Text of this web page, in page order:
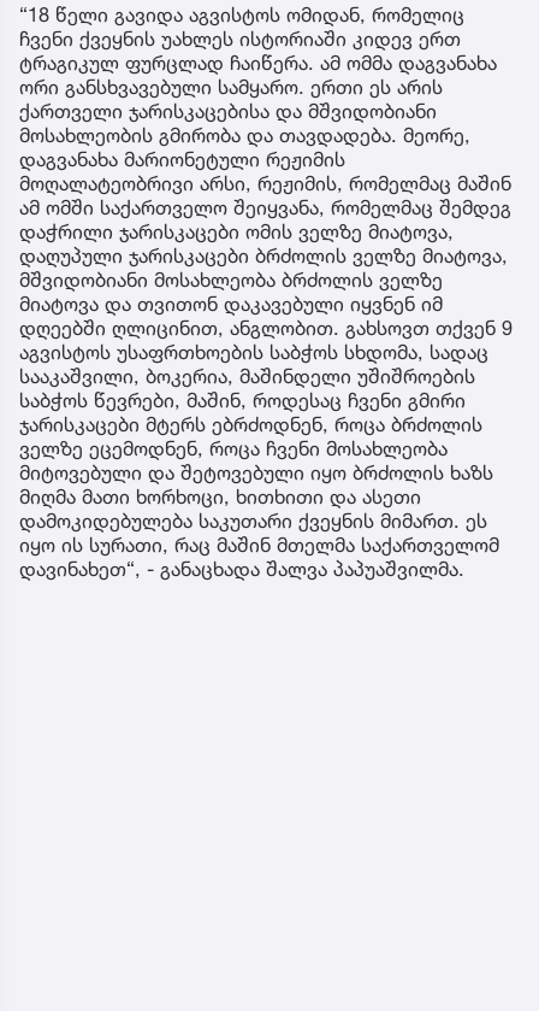
“18 წელი გავიდა აგვისტოს ომიდან, რომელიც
ჩვენი ქვეყნის უახლეს ისტორიაში კიდევ ერთ
ტრაგიკულ ფურცლად ჩაიწერა. ამ ომმა დაგვანახა
ორი განსხვავებული სამყარო. ერთი ეს არის
ქართველი ჯარისკაცებისა და მშვიდობიანი
მოსახლეობის გმირობა და თავდადება. მეორე,
დაგვანახა მარიონეტული რეჟიმის
მოღალატეობრივი არსი, რეჟიმის, რომელმაც მაშინ
ამ ომში საქართველო შეიყვანა, რომელმაც შემდეგ
დაჭრილი ჯარისკაცები ომის ველზე მიატოვა,
დაღუპული ჯარისკაცები ბრძოლის ველზე მიატოვა,
მშვიდობიანი მოსახლეობა ბრძოლის ველზე
მიატოვა და თვითონ დაკავებული იყვნენ იმ
დღეებში ღლიცინით, ანგლობით. გახსოვთ თქვენ 9
აგვისტოს უსაფრთხოების საბჭოს სხდომა, სადაც
სააკაშვილი, ბოკერია, მაშინდელი უშიშროების
საბჭოს წევრები, მაშინ, როდესაც ჩვენი გმირი
ჯარისკაცები მტერს ებრძოდნენ, როცა ბრძოლის
ველზე ეცემოდნენ, როცა ჩვენი მოსახლეობა
მიტოვებული და შეტოვებული იყო ბრძოლის ხაზს
მიღმა მათი ხორხოცი, ხითხითი და ასეთი
დამოკიდებულება საკუთარი ქვეყნის მიმართ. ეს
იყო ის სურათი, რაც მაშინ მთელმა საქართველომ
დავინახეთ“, - განაცხადა შალვა პაპუაშვილმა.